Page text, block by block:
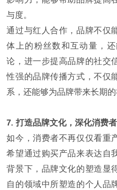
与度。
通过与红人合作，品牌不仅
体上的粉丝数和互动量，
论，进一步提高品牌的社交
性强的品牌传播方式，不仅
系，还能够为品牌带来长期的
7. 打造品牌文化，深化消费
如今，消费者不再仅仅看重
希望通过购买产品来表达自
背景下，品牌文化的塑造显
自的领域中所塑造的个人品